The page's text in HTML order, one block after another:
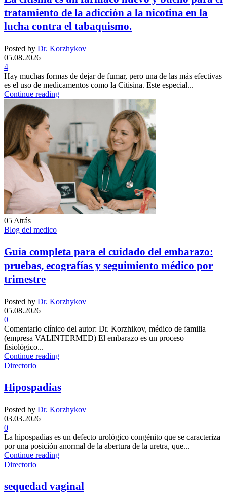
tratamiento de la adicción a la nicotina en la
lucha contra el tabaquismo.
Posted by Dr. Korzhykov
05.08.2026
4
Hay muchas formas de dejar de fumar, pero una de las más efectivas
es el uso de medicamentos como la Citisina. Este especial...
Continue reading
05 Atrás
Blog del medico
Guía completa para el cuidado del embarazo:
pruebas, ecografías y seguimiento médico por
trimestre
Posted by Dr. Korzhykov
05.08.2026
0
Comentario clínico del autor: Dr. Korzhikov, médico de familia
(empresa VALINTERMED) El embarazo es un proceso
fisiológico...
Continue reading
Directorio
Hipospadias
Posted by Dr. Korzhykov
03.03.2026
0
La hipospadias es un defecto urológico congénito que se caracteriza
por una posición anormal de la abertura de la uretra, que...
Continue reading
Directorio
sequedad vaginal